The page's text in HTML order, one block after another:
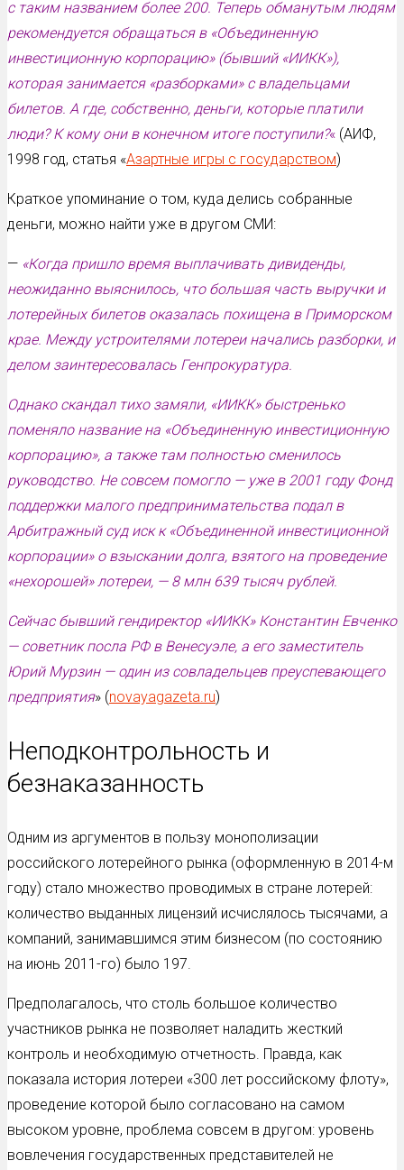
с таким названием более 200. Теперь обманутым людям
рекомендуется обращаться в «Объединенную
инвестиционную корпорацию» (бывший «ИИКК»),
которая занимается «разборками» с владельцами
билетов. А где, собственно, деньги, которые платили
люди? К кому они в конечном итоге поступили?« (АИФ,
1998 год, статья «Азартные игры с государством)
Краткое упоминание о том, куда делись собранные
деньги, можно найти уже в другом СМИ:
— «Когда пришло время выплачивать дивиденды,
неожиданно выяснилось, что большая часть выручки и
лотерейных билетов оказалась похищена в Приморском
крае. Между устроителями лотереи начались разборки, и
делом заинтересовалась Генпрокуратура.
Однако скандал тихо замяли, «ИИКК» быстренько
поменяло название на «Объединенную инвестиционную
корпорацию», а также там полностью сменилось
руководство. Не совсем помогло — уже в 2001 году Фонд
поддержки малого предпринимательства подал в
Арбитражный суд иск к «Объединенной инвестиционной
корпорации» о взыскании долга, взятого на проведение
«нехорошей» лотереи, — 8 млн 639 тысяч рублей.
Сейчас бывший гендиректор «ИИКК» Константин Евченко
— советник посла РФ в Венесуэле, а его заместитель
Юрий Мурзин — один из совладельцев преуспевающего
предприятия» (novayagazeta.ru)
Неподконтрольность и
безнаказанность
Одним из аргументов в пользу монополизации
российского лотерейного рынка (оформленную в 2014-м
году) стало множество проводимых в стране лотерей:
количество выданных лицензий исчислялось тысячами, а
компаний, занимавшимся этим бизнесом (по состоянию
на июнь 2011-го) было 197.
Предполагалось, что столь большое количество
участников рынка не позволяет наладить жесткий
контроль и необходимую отчетность. Правда, как
показала история лотереи «300 лет российскому флоту»,
проведение которой было согласовано на самом
высоком уровне, проблема совсем в другом: уровень
вовлечения государственных представителей не